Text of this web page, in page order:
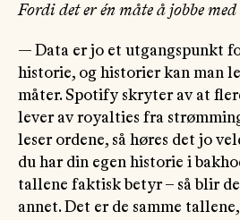
Fordi det er én måte å jobbe
— Data er jo et utgangspunkt
historie, og historier kan man
måter. Spotify skryter av at
lever av royalties fra
leser ordene, så høres det jo
du har din egen historie i
tallene faktisk betyr – så blir
annet. Det er de samme